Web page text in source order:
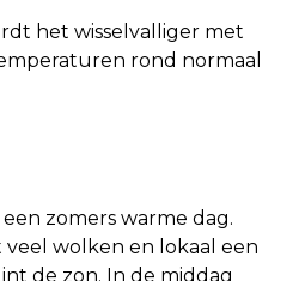
het wisselvalliger met
rond normaal
zomers warme dag.
wolken en lokaal een
de zon. In de middag